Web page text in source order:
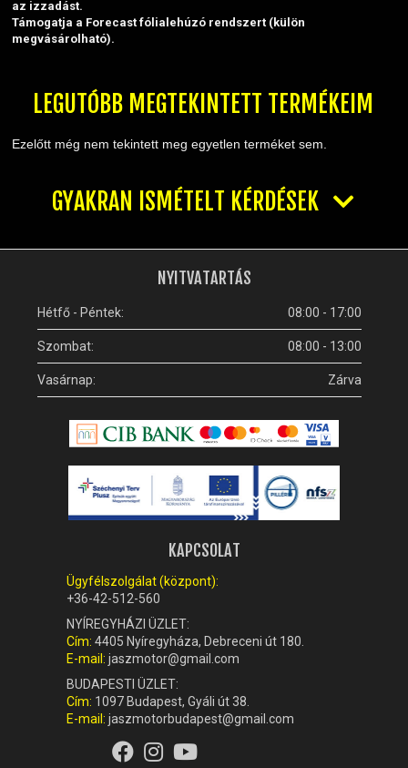
az izzadást.
Támogatja a Forecast fólialehúzó rendszert (külön
megvásárolható).
LEGUTÓBB MEGTEKINTETT TERMÉKEIM
Ezelőtt még nem tekintett meg egyetlen terméket sem.
GYAKRAN ISMÉTELT KÉRDÉSEK
NYITVATARTÁS
Hétfő - Péntek: 08:00 - 17:00
Szombat: 08:00 - 13:00
Vasárnap: Zárva
KAPCSOLAT
Ügyfélszolgálat (központ):
+36-42-512-560
NYÍREGYHÁZI ÜZLET:
Cím: 4405 Nyíregyháza, Debreceni út 180.
E-mail: jaszmotor@gmail.com
BUDAPESTI ÜZLET:
Cím: 1097 Budapest, Gyáli út 38.
E-mail: jaszmotorbudapest@gmail.com